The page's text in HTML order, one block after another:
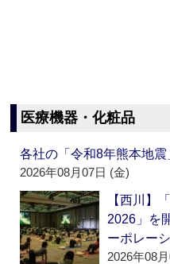
医療機器・化粧品
各社の「令和8年熊本地震
2026年08月07日 (金)
【西川】
2026」を
ーポレー
2026年08